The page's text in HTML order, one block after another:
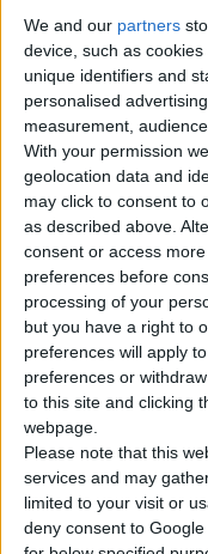
We and our partners
device, such as
unique identifiers and
personalised
measurement,
With your permission
geolocation data and
may click to consent to
as described above.
consent or access
preferences before
processing of your
but you have a right to
preferences will apply
preferences or
to this site and clicking
webpage.
Please note that this
services and may
limited to your visit or
deny consent to
La velocità del
quando il motore
grippato. Come
problema, il diesel
esclusivamente i
Perché il
può
motore